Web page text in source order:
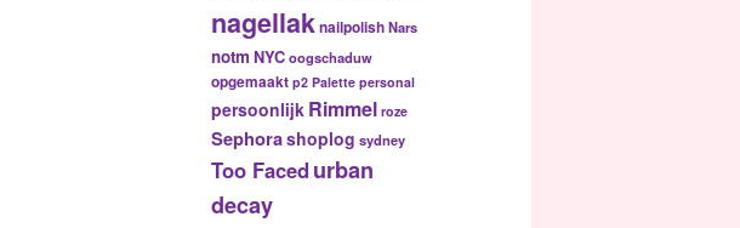
nagellaknailpolishNars
notm NYCoogschaduw
opgemaakt p2 Palette personal
persoonlijk Rimmel roze
Sephorashoplog sydney
Too Faced urban
decay